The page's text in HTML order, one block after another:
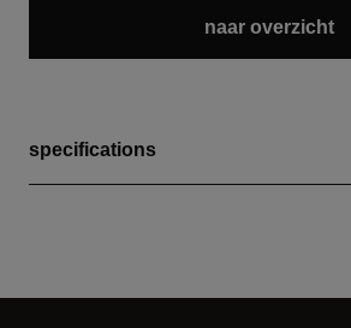
naar overzicht
specifications